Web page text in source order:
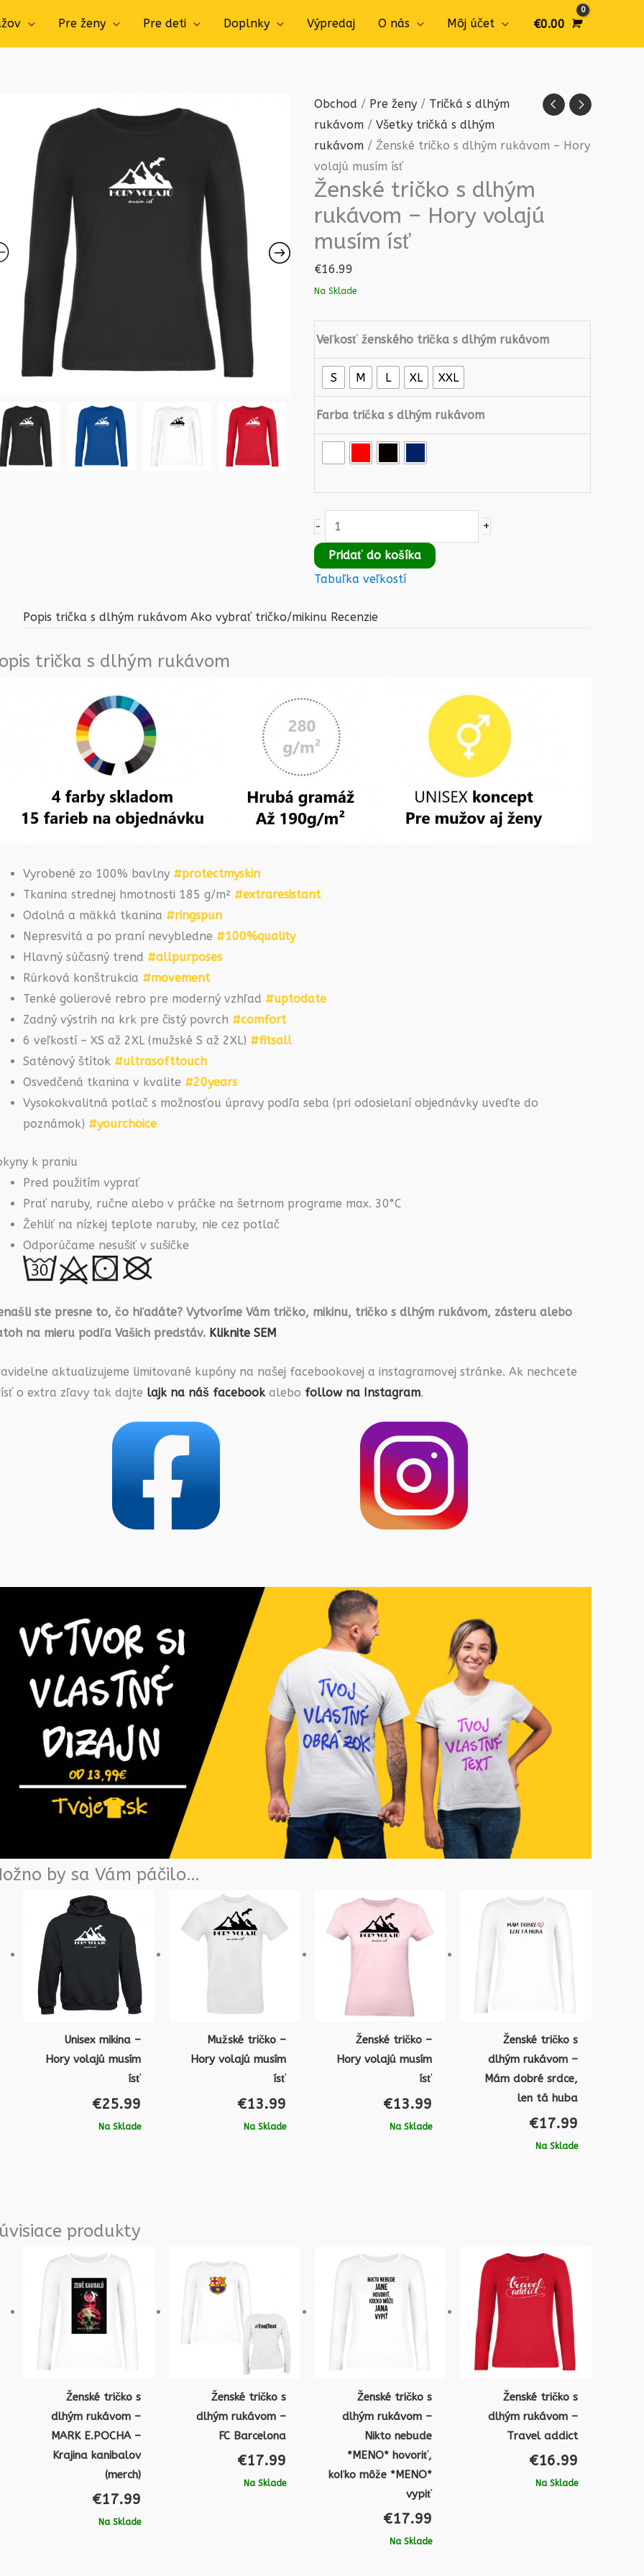
Pre ženy Pre deti Doplnky Výpredaj O nás Môj účet €0.00
Obchod / Pre ženy / Tričká s dlhým
rukávom /Všetky tričká s dlhým
rukávom / Ženské tričko s dlhým rukávom – Hory
volajú musím ísť
Ženské tričko s dlhým
rukávom – Hory volajú
musím ísť
€16.99
Na Sklade
Veľkosť ženského trička s dlhým rukávom
S M L XL XXL
Farba trička s dlhým rukávom
-
množstvo
Ženské
tričko
s
dlhým
rukávom
Hory
volajú
musím
+
Pridať do košíka
Tabuľka veľkostí
Popis trička s dlhým rukávom Ako vybrať tričko/mikinu Recenzie
trička s dlhým rukávom
Vyrobené zo 100% bavlny #protectmyskin
Tkanina strednej hmotnosti 185 g/m² #extraresistant
Odolná a mäkká tkanina #ringspun
Nepresvitá a po praní nevybledne #100%quality
Hlavný súčasný trend #allpurposes
Rúrková konštrukcia #movement
Tenké golierové rebro pre moderný vzhľad #uptodate
Zadný výstrih na krk pre čistý povrch #comfort
6 veľkostí – XS až 2XL (mužské S až 2XL) #fitsall
Saténový štítok #ultrasofttouch
Osvedčená tkanina v kvalite #20years
Vysokokvalitná potlač s možnosťou úpravy podľa seba (pri odosielaní objednávky uveďte do
poznámok) #yourchoice
k praniu
Pred použitím vyprať
Prať naruby, ručne alebo v práčke na šetrnom programe max. 30°C
Žehliť na nízkej teplote naruby, nie cez potlač
Odporúčame nesušiť v sušičke
ste presne to, čo hľadáte? Vytvoríme Vám tričko, mikinu, tričko s dlhým rukávom, zásteru alebo
na mieru podľa Vašich predstáv. Kliknite SEM
aktualizujeme limitované kupóny na našej facebookovej a instagramovej stránke. Ak nechcete
o extra zľavy tak dajte lajk na náš facebook alebo follow na Instagram.
by sa Vám páčilo…
Unisex mikina –
Hory volajú musím
ísť
€25.99
Na Sklade
Mužské tričko –
Hory volajú musím
ísť
€13.99
Na Sklade
Ženské tričko –
Hory volajú musím
ísť
€13.99
Na Sklade
Ženské tričko s
dlhým rukávom –
Mám dobré srdce,
len tá huba
€17.99
Na Sklade
produkty
Ženské tričko s
dlhým rukávom –
MARK E.POCHA –
Krajina kanibalov
(merch)
€17.99
Na Sklade
Ženské tričko s
dlhým rukávom –
FC Barcelona
€17.99
Na Sklade
Ženské tričko s
dlhým rukávom –
Nikto nebude
*MENO* hovoriť,
koľko môže *MENO*
vypiť
€17.99
Na Sklade
Ženské tričko s
dlhým rukávom –
Travel addict
€16.99
Na Sklade